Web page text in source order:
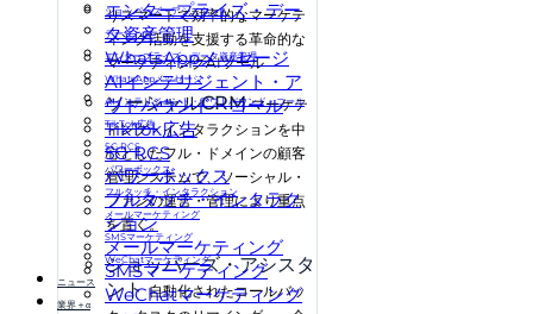
りスマートで効率的なマーケテ
ィング活動を支援する革命的な
マーケティングAIツール
ソーシャルCRM マーケテ
ィング・インタラクションを中
心としたフル・ドメインの顧客
管理システムで、ソーシャル・
ファンの運営・管理により重点
を置く。
ショッパーズ・アシスタ
ント 自動化されたコールバッ
エンタープライズ・デー
タ資産管理
WhatsAppメッセージ
AIインテリジェント・ア
ウトバウンド・コール
TikTok広告
5G RCS
パワーボックス
フルタッチ・インタラク
ション
メールマーケティング
SMSマーケティング
WeChatマーケティング
ショッパーズ・アシスタント
データハブ
エンタープライズ・データ資産管理
WhatsAppメッセージ
AIインテリジェント・アウトバウンド・コール
TikTok広告
5G RCS
パワーボックス
フルタッチ・インタラクション
メールマーケティング
SMSマーケティング
WeChatマーケティング
ニュース
業界＋α